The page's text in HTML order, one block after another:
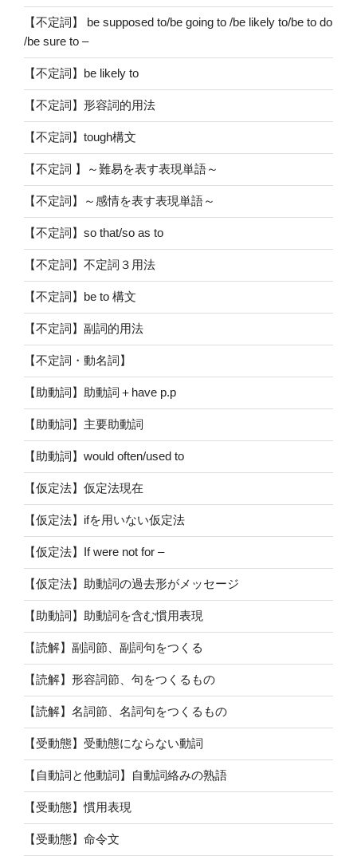
【不定詞】 be supposed to/be going to /be likely to/be to do
/be sure to –
【不定詞】be likely to
【不定詞】形容詞的用法
【不定詞】tough構文
【不定詞 】～難易を表す表現単語～
【不定詞】～感情を表す表現単語～
【不定詞】so that/so as to
【不定詞】不定詞３用法
【不定詞】be to 構文
【不定詞】副詞的用法
【不定詞・動名詞】
【助動詞】助動詞＋have p.p
【助動詞】主要助動詞
【助動詞】would often/used to
【仮定法】仮定法現在
【仮定法】ifを用いない仮定法
【仮定法】If were not for –
【仮定法】助動詞の過去形がメッセージ
【助動詞】助動詞を含む慣用表現
【読解】副詞節、副詞句をつくる
【読解】形容詞節、句をつくるもの
【読解】名詞節、名詞句をつくるもの
【受動態】受動態にならない動詞
【自動詞と他動詞】自動詞絡みの熟語
【受動態】慣用表現
【受動態】命令文